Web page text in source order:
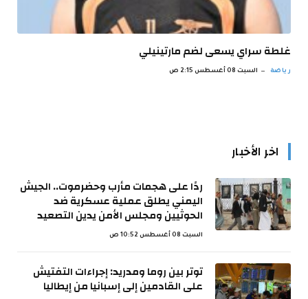
غلطة سراي يسعى لضم مارتينيلي
رياضة السبت 08 أغسطس 2:15 ص
اخر الأخبار
ردًا على هجمات مأرب وحضرموت.. الجيش
اليمني يطلق عملية عسكرية ضد
الحوثيين ومجلس الأمن يدين التصعيد
السبت 08 أغسطس 10:52 ص
توتر بين روما ومدريد: إجراءات التفتيش
على القادمين إلى إسبانيا من إيطاليا